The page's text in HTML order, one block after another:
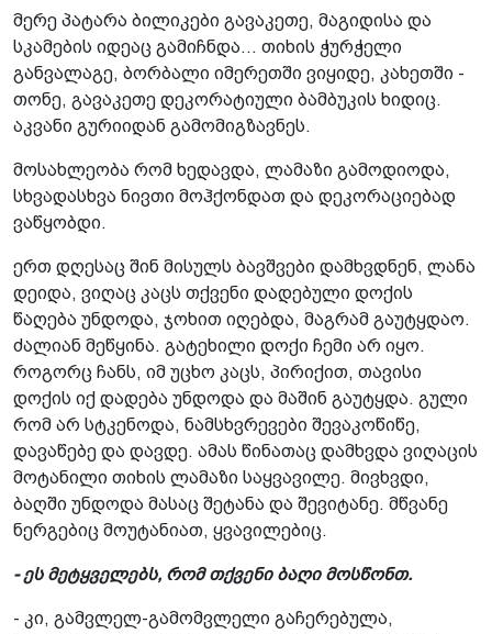
მერე პატარა ბილიკები გავაკეთე, მაგიდისა და
სკამების იდეაც გამიჩნდა... თიხის ჭურჭელი
განვალაგე, ბორბალი იმერეთში ვიყიდე, კახეთში -
თონე, გავაკეთე დეკორატიული ბამბუკის ხიდიც.
აკვანი გურიიდან გამომიგზავნეს.
მოსახლეობა რომ ხედავდა, ლამაზი გამოდიოდა,
სხვადასხვა ნივთი მოჰქონდათ და დეკორაციებად
ვაწყობდი.
ერთ დღესაც შინ მისულს ბავშვები დამხვდნენ, ლანა
დეიდა, ვიღაც კაცს თქვენი დადებული დოქის
წაღება უნდოდა, ჯოხით იღებდა, მაგრამ გაუტყდაო.
ძალიან მეწყინა. გატეხილი დოქი ჩემი არ იყო.
როგორც ჩანს, იმ უცხო კაცს, პირიქით, თავისი
დოქის იქ დადება უნდოდა და მაშინ გაუტყდა. გული
რომ არ სტკენოდა, ნამსხვრევები შევაკოწიწე,
დავაწებე და დავდე. ამას წინათაც დამხვდა ვიღაცის
მოტანილი თიხის ლამაზი საყვავილე. მივხვდი,
ბაღში უნდოდა მასაც შეტანა და შევიტანე. მწვანე
ნერგებიც მოუტანიათ, ყვავილებიც.
- ეს მეტყველებს, რომ თქვენი ბაღი მოსწონთ.
- კი, გამვლელ-გამომვლელი გაჩერებულა,